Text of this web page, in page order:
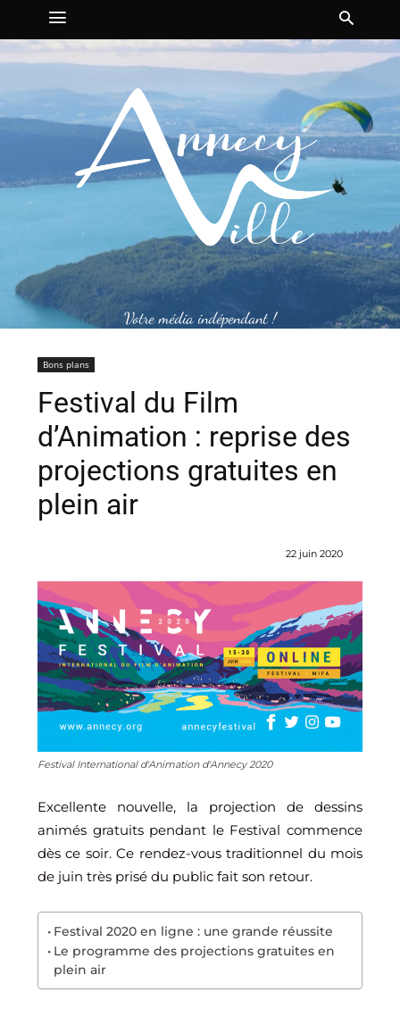
Votre média indépendant !
Bons plans
Festival du Film
d’Animation : reprise des
projections gratuites en
plein air
22 juin 2020
Festival International d'Animation d'Annecy 2020
Excellente nouvelle, la projection de dessins
animés gratuits pendant le Festival commence
dès ce soir. Ce rendez-vous traditionnel du mois
de juin très prisé du public fait son retour.
Festival 2020 en ligne : une grande réussite
Le programme des projections gratuites en
plein air